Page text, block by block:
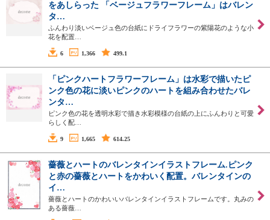
をあしらった 「ベージュフラワーフレーム」はバレン
タ…
ふんわり淡いベージュ色の台紙にドライフラワーの紫陽花のような小
花を配置…
6 1,366 499.1
「ピンクハートフラワーフレーム」は水彩で描いたピ
ンク色の花に淡いピンクのハートを組み合わせたバレ
ンタ…
ピンク色の花を透明水彩で描き水彩模様の台紙の上にふんわりと可愛
らしく配…
9 1,665 614.25
薔薇とハートのバレンタインイラストフレーム.ピンク
と赤の薔薇とハートをかわいく配置。バレンタインの
イ…
薔薇とハートのかわいいバレンタインイラストフレームです。丸みの
ある薔薇…